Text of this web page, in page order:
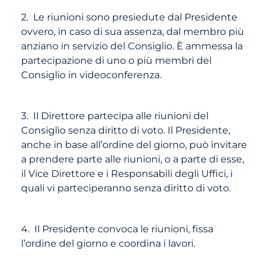
2. Le riunioni sono presiedute dal Presidente
ovvero, in caso di sua assenza, dal membro più
anziano in servizio del Consiglio. È ammessa la
partecipazione di uno o più membri del
Consiglio in videoconferenza.
3. Il Direttore partecipa alle riunioni del
Consiglio senza diritto di voto. Il Presidente,
anche in base all’ordine del giorno, può invitare
a prendere parte alle riunioni, o a parte di esse,
il Vice Direttore e i Responsabili degli Uffici, i
quali vi parteciperanno senza diritto di voto.
4. Il Presidente convoca le riunioni, fissa
l’ordine del giorno e coordina i lavori.